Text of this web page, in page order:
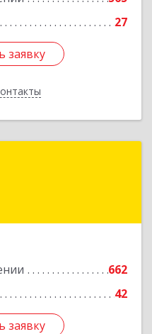
27
заявку
заявку
662
42
заявку
г, Победы пр-кт, дом
заявку